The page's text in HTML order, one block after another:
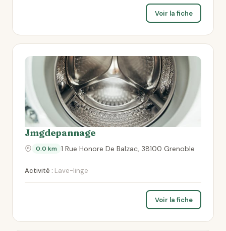
Voir la fiche
Jmgdepannage
0.0 km 1 Rue Honore De Balzac, 38100 Grenoble
Activité : Lave-linge
Voir la fiche